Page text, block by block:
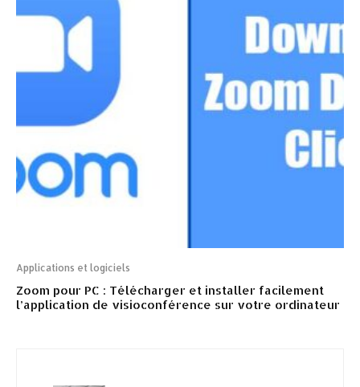
Applications et logiciels
Zoom pour PC : Télécharger et installer facilement
l’application de visioconférence sur votre ordinateur